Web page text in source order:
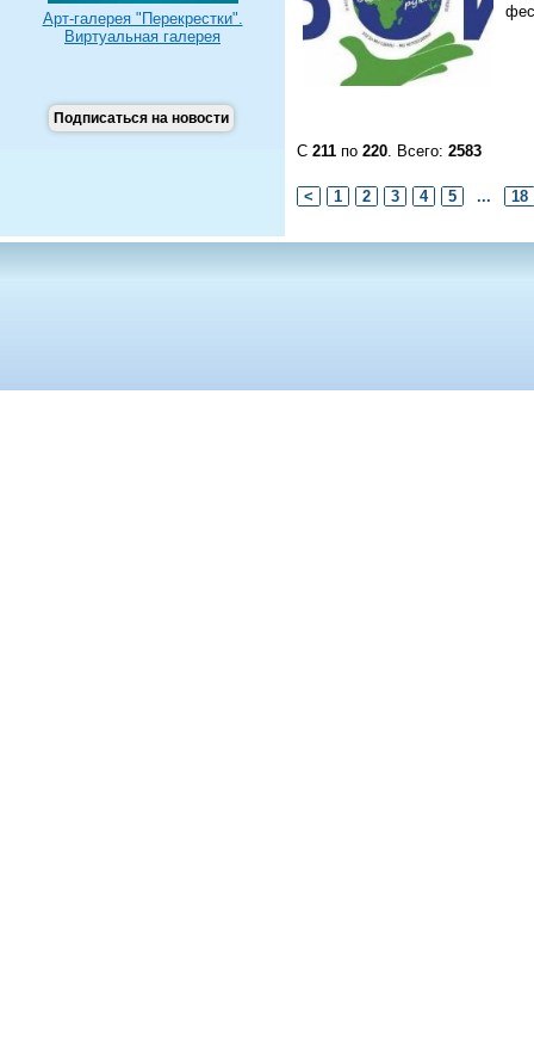
Арт-галерея "Перекрестки".
Виртуальная галерея
Подписаться на новости
С 211 по 220. Всего: 2583
< 1 2 3 4 5 ... 18